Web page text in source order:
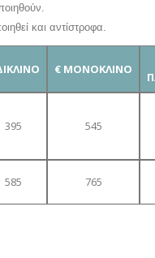
και αντίστροφα.
€ ΜΟΝΟΚΛΙΝΟ
395 545
585 765